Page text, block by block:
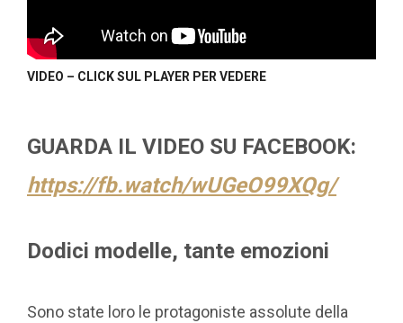
VIDEO – CLICK SUL PLAYER PER VEDERE
GUARDA IL VIDEO SU FACEBOOK:
https://fb.watch/wUGeO99XQg/
Dodici modelle, tante emozioni
Sono state loro le protagoniste assolute della